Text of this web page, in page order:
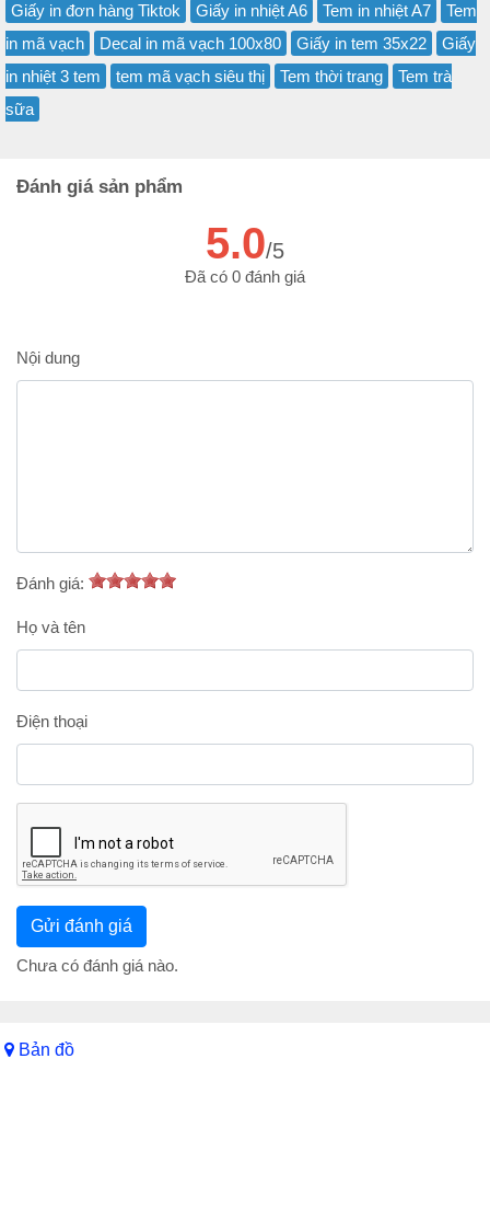
Giấy in đơn hàng Tiktok
Giấy in nhiệt A6 Tem in nhiệt A7
Tem
in mã vạch
Decal in mã vạch 100x80 Giấy in tem 35x22
Giấy
in nhiệt 3 tem
tem mã vạch siêu thị Tem thời trang
Tem trà
sữa
Đánh giá sản phẩm
5.0/5
Đã có 0 đánh giá
Nội dung
Đánh giá:
Họ và tên
Điện thoại
Chưa có đánh giá nào.
Bản đồ